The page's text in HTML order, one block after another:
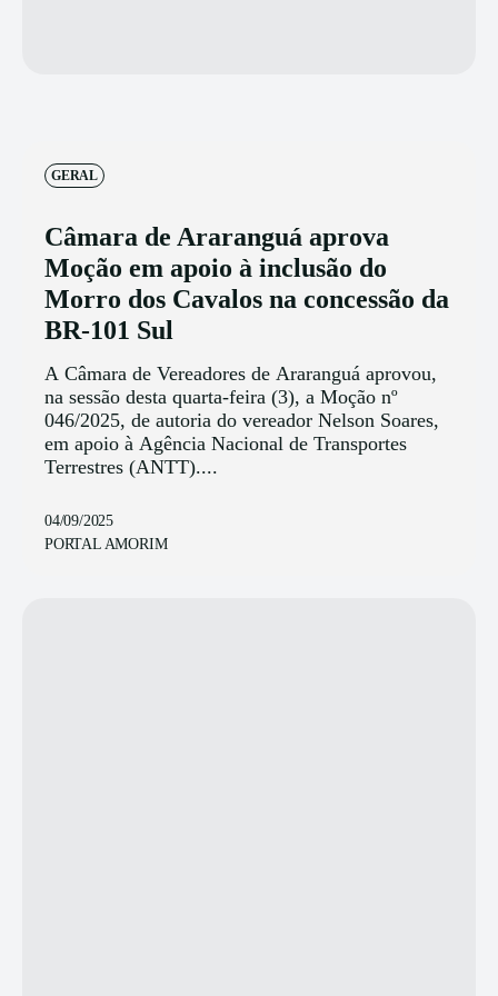
GERAL
Câmara de Araranguá aprova
Moção em apoio à inclusão do
Morro dos Cavalos na concessão da
BR-101 Sul
A Câmara de Vereadores de Araranguá aprovou,
na sessão desta quarta-feira (3), a Moção nº
046/2025, de autoria do vereador Nelson Soares,
em apoio à Agência Nacional de Transportes
Terrestres (ANTT)....
04/09/2025
PORTAL AMORIM